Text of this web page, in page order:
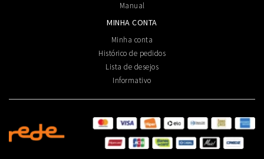
Manual
MINHA CONTA
Minha conta
Histórico de pedidos
Lista de desejos
Informativo